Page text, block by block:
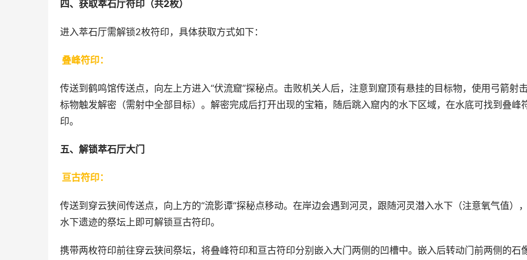
四、获取萃石厅符印（共2枚）
进入萃石厅需解锁2枚符印，具体获取方式如下：
叠峰符印：
传送到鹤鸣馆传送点，向左上方进入“伏流窟”探秘点。击败机关人后，注意到窟顶有悬挂的目标物，使用弓箭射
标物触发解密（需射中全部目标）。解密完成后打开出现的宝箱，随后跳入窟内的水下区域，在水底可找到叠峰
印。
五、解锁萃石厅大门
亘古符印：
传送到穿云狭间传送点，向上方的“流影谭“探秘点移动。在岸边会遇到河灵，跟随河灵潜入水下（注意氧气值）
水下遗迹的祭坛上即可解锁亘古符印。
携带两枚符印前往穿云狭间祭坛，将叠峰符印和亘古符印分别嵌入大门两侧的凹槽中。嵌入后转动门前两侧的石